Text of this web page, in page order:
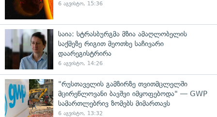
6 აგვისტო, 15:36
საია: სტრასბურგმა მზია ამაღლობელის
საქმეზე რიგით მეოთხე საჩივარი
დაარეგისტრირა
6 აგვისტო, 14:26
"რუსთაველის გამზირზე თვითმცლელში
მცირეწლოვანი ბავშვი იმყოფებოდა" — GWP
სამართლებრივ ზომებს მიმართავს
6 აგვისტო, 13:32